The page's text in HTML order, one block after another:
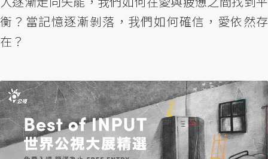
衡？當記憶逐漸剝落，我們如何確信，愛依然存
在？